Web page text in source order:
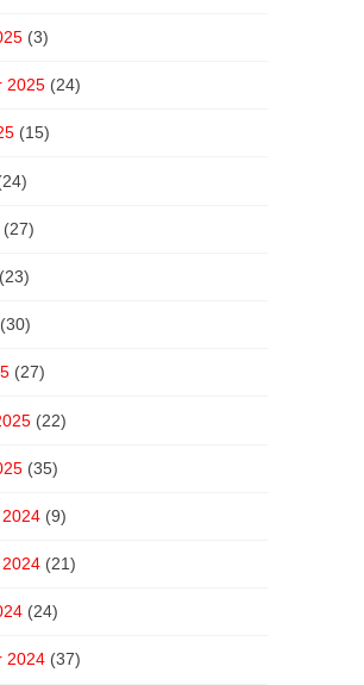
(3)
2025 (24)
(15)
(27)
(23)
(30)
(27)
(22)
(35)
(9)
(21)
(24)
2024 (37)